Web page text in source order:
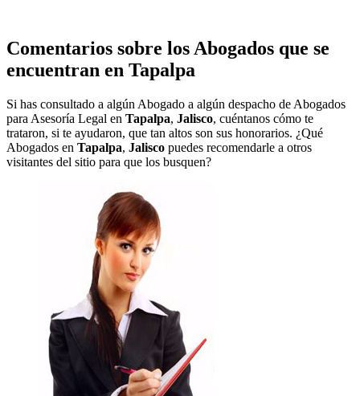
Comentarios sobre los Abogados que se
encuentran en Tapalpa
Si has consultado a algún Abogado a algún despacho de Abogados
para Asesoría Legal en Tapalpa, Jalisco, cuéntanos cómo te
trataron, si te ayudaron, que tan altos son sus honorarios. ¿Qué
Abogados en Tapalpa, Jalisco puedes recomendarle a otros
visitantes del sitio para que los busquen?